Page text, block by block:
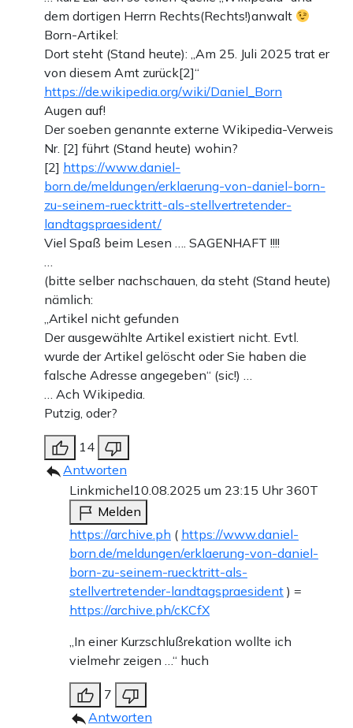
dem dortigen Herrn Rechts(Rechts!)anwalt
Born-Artikel:
Dort steht (Stand heute): „Am 25. Juli 2025 trat er
von diesem Amt zurück[2]“
https://de.wikipedia.org/wiki/Daniel_Born
Augen auf!
Der soeben genannte externe Wikipedia-Verweis
Nr. [2] führt (Stand heute) wohin?
[2] https://www.daniel-
born.de/meldungen/erklaerung-von-daniel-born-
zu-seinem-ruecktritt-als-stellvertretender-
landtagspraesident/
Viel Spaß beim Lesen …. SAGENHAFT !!!!
…
(bitte selber nachschauen, da steht (Stand heute)
nämlich:
„Artikel nicht gefunden
Der ausgewählte Artikel existiert nicht. Evtl.
wurde der Artikel gelöscht oder Sie haben die
falsche Adresse angegeben“ (sic!) …
… Ach Wikipedia.
Putzig, oder?
14
Antworten
Linkmichel10.08.2025 um 23:15 Uhr360T
Melden
https://archive.ph ( https://www.daniel-
born.de/meldungen/erklaerung-von-daniel-
born-zu-seinem-ruecktritt-als-
stellvertretender-landtagspraesident ) =
https://archive.ph/cKCfX
„In einer Kurzschlußrekation wollte ich
vielmehr zeigen …“ huch
7
Antworten